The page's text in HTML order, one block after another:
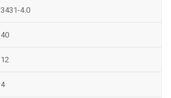
3431-4.0
40
12
4